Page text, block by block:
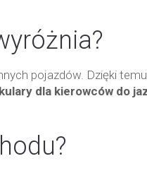
pojazdów. Dzięki
dla kierowców do